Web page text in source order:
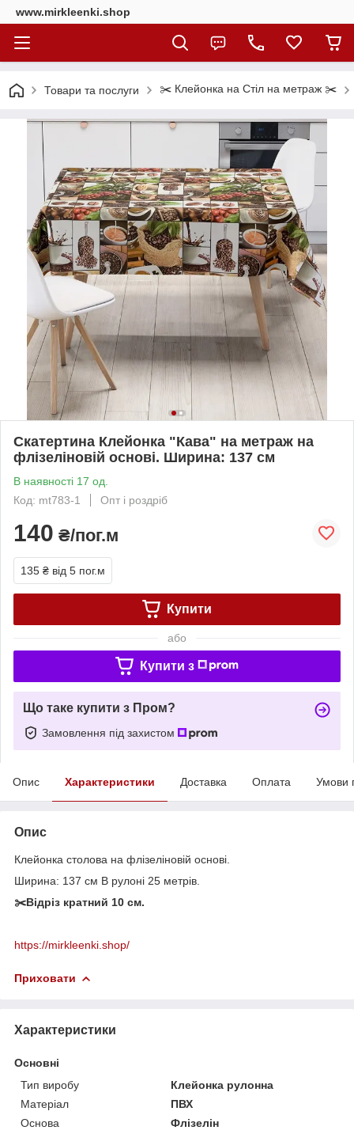
www.mirkleenki.shop
Товари та послуги ✂️ Клейонка на Стіл на метраж ✂️
Скатертина Клейонка "Кава" на метраж на
флізеліновій основі. Ширина: 137 см
В наявності 17 од.
Код: mt783-1
Опт і роздріб
140 ₴/пог.м
135 ₴ від 5 пог.м
Купити
або
Купити з
Що таке купити з Пром?
Замовлення під захистом
Опис Характеристики Доставка Оплата Умови
Опис
Клейонка столова на флізеліновій основі.
Ширина: 137 см В рулоні 25 метрів.
✂️Відріз кратний 10 см.
https://mirkleenki.shop/
Приховати
Характеристики
Основні
Тип виробу
Клейонка рулонна
Матеріал
ПВХ
Основа
Флізелін